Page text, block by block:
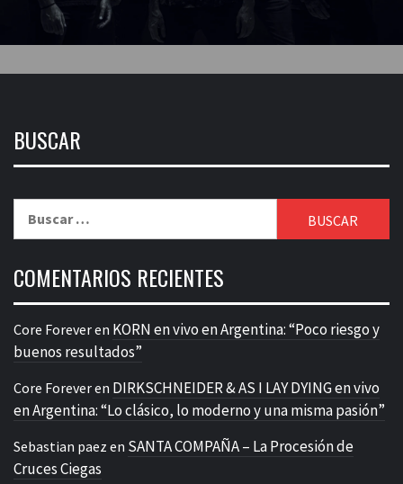
BUSCAR
COMENTARIOS RECIENTES
Core Foreveren KORN en vivo en Argentina: “Poco riesgo y
buenos resultados”
Core Foreveren DIRKSCHNEIDER & AS I LAY DYING en vivo
en Argentina: “Lo clásico, lo moderno y una misma pasión”
Sebastian paez en SANTA COMPAÑA – La Procesión de
Cruces Ciegas